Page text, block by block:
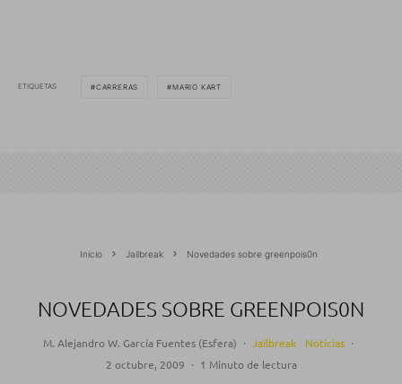
ETIQUETAS CARRERAS MARIO KART
Inicio Jailbreak Novedades sobre greenpois0n
NOVEDADES SOBRE GREENPOIS0N
M. Alejandro W. García Fuentes (Esfera) · Jailbreak Noticias ·
2 octubre, 2009 · 1 Minuto de lectura